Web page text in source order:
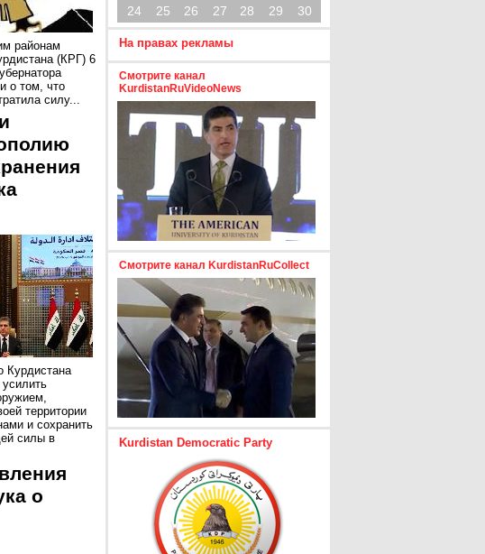
районам
(КРГ) 6
о том, что
силу...
Курдистана
территории
и сохранить
силы в
о
24
25 26 27 28 29 30
На правах рекламы
Смотрите канал
KurdistanRuVideoNews
Смотрите канал KurdistanRuCollect
Kurdistan Democratic Party